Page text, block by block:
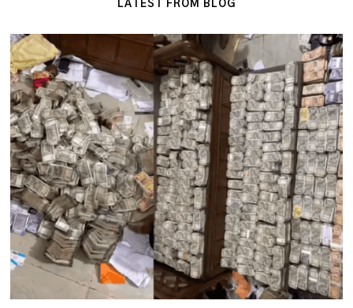
LATEST FROM BLOG